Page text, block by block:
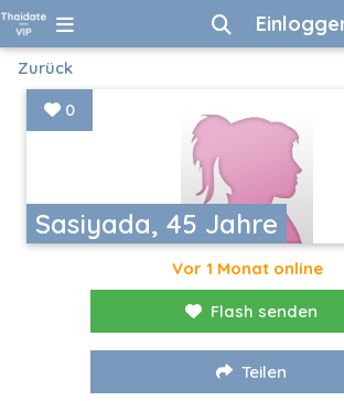
Zurück
Sasiyada, 45 Jahre
0
Vor 1 Monat online
Flash senden
Teilen